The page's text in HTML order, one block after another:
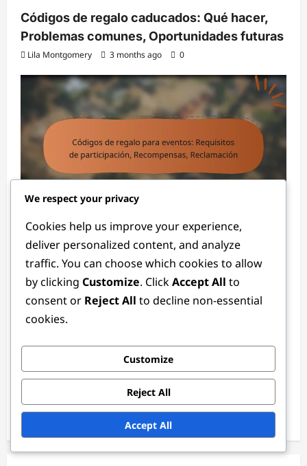
Códigos de regalo caducados: Qué hacer,
Problemas comunes, Oportunidades futuras
Lila Montgomery 3 months ago 0
Códigos de regalo
Códigos de regalo para eventos: Requisitos
de participación, Recompensas,
Reclamación
Lila Montgomery 3 months ago 0
We respect your privacy
Cookies help us improve your experience,
deliver personalized content, and analyze
traffic. You can choose which cookies to allow
by clicking Customize. ClickAccept All to
consent or Reject All to decline non-essential
cookies.
Customize
Reject All
Accept All